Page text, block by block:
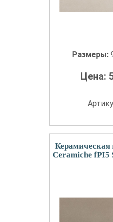
Размеры:
Цена:
Керамическая
Ceramiche fPI5